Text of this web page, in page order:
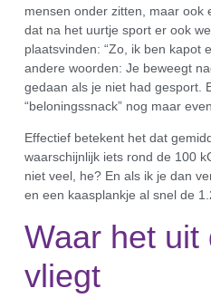
mensen onder zitten, maar ook
dat na het uurtje sport er ook
plaatsvinden: “Zo, ik ben kapot
andere woorden: Je beweegt
gedaan als je niet had gesport.
“beloningssnack” nog maar
Effectief betekent het dat
waarschijnlijk iets rond de 100
niet veel, he? En als ik je dan
en een kaasplankje al snel de
Waar het uit
vliegt